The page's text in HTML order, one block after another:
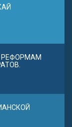
РЕФОРМАМ